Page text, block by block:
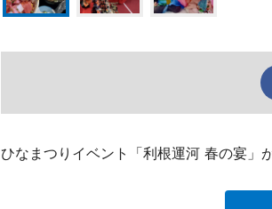
ひなまつりイベント「利根運河 春の宴」